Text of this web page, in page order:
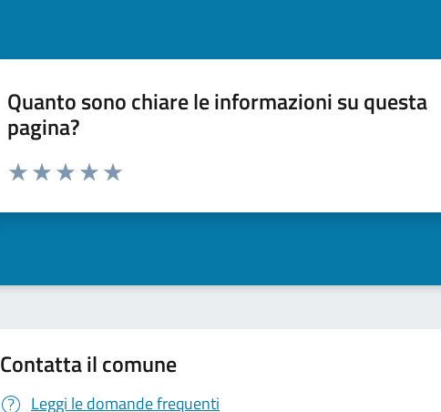
Quanto sono chiare le informazioni su questa
pagina?
Valuta da 1 a 5 stelle la pagina
Contatta il comune
Leggi le domande frequenti